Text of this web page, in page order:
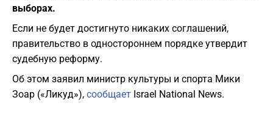
выборах.
Если не будет достигнуто никаких соглашений,
правительство в одностороннем порядке утвердит
судебную реформу.
Об этом заявил министр культуры и спорта Мики
Зоар («Ликуд»), сообщает Israel National News.